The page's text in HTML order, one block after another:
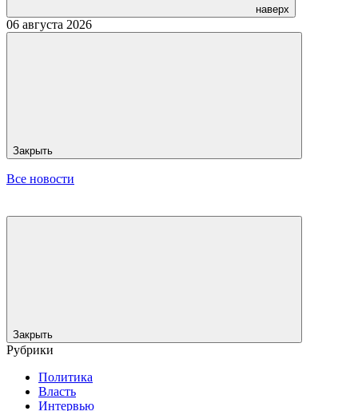
наверх
06 августа 2026
Закрыть
Все новости
Закрыть
Рубрики
Политика
Власть
Интервью